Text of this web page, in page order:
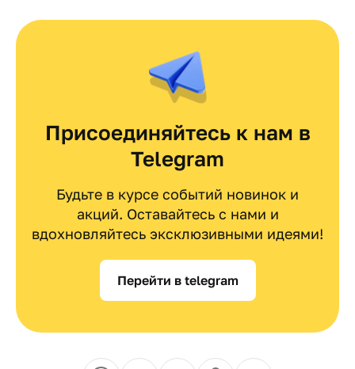
Присоединяйтесь к нам в
Telegram
Будьте в курсе событий новинок и
акций. Оставайтесь с нами и
вдохновляйтесь эксклюзивными идеями!
Перейти в telegram